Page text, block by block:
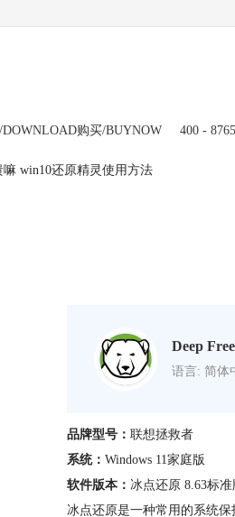
DOWNLOAD购买/BUYNOW
400 -
win10还原精灵使用方法
Deep
语言: 简体
品牌型号：联想拯救者
系统：Windows 11家庭版
软件版本：冰点还原 8.63标准
冰点还原是一种常用的系统